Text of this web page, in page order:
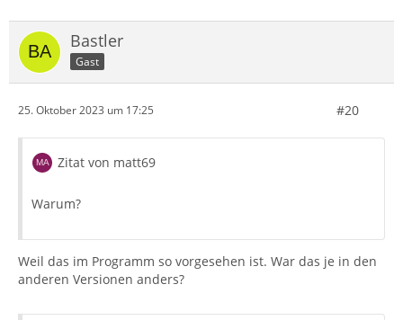
Bastler
Gast
25. Oktober 2023 um 17:25 #20
Zitat von matt69
Warum?
Weil das im Programm so vorgesehen ist. War das je in den
anderen Versionen anders?